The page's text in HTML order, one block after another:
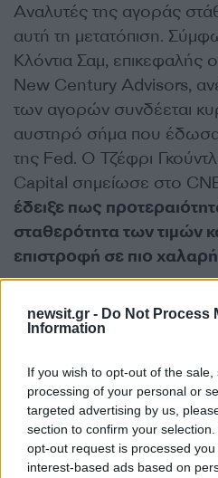
newsit.gr - Do Not Process
Information
If you wish to opt-out of the
processing of your personal or
targeted advertising by us,
section to confirm your
opt-out request is processed
interest-based ads based on
Αναλυτές της αγοράς
αυτή τη μετατόπιση.
Κλόντια Σαμ, επικεφαλής
New Century Advisors,
των αγορών συνδέεται
αυστηρό σήμα που
της Fed. Ο Τζέφρι
Capital σημείωσε στο
έδειξε πως
σταθερότητα των τιμών
επιστροφή σε πιο χαλαρή